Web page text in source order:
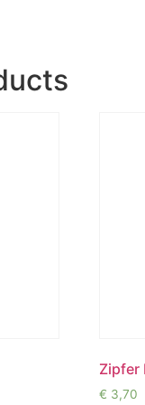
Zipfer
€ 3,70